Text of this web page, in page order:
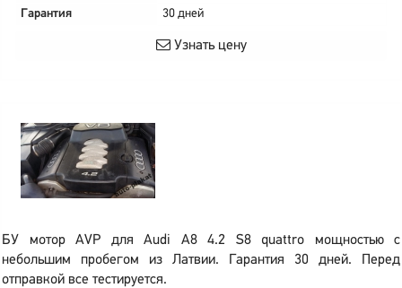
Гарантия
30 дней
Узнать цену
БУ мотор AVP для Audi A8 4.2 S8 quattro мощностью с
небольшим пробегом из Латвии. Гарантия 30 дней. Перед
отправкой все тестируется.